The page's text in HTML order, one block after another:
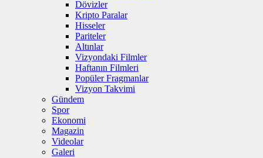
Dövizler
Kripto Paralar
Hisseler
Pariteler
Altınlar
Vizyondaki Filmler
Haftanın Filmleri
Popüler Fragmanlar
Vizyon Takvimi
Gündem
Spor
Ekonomi
Magazin
Videolar
Galeri